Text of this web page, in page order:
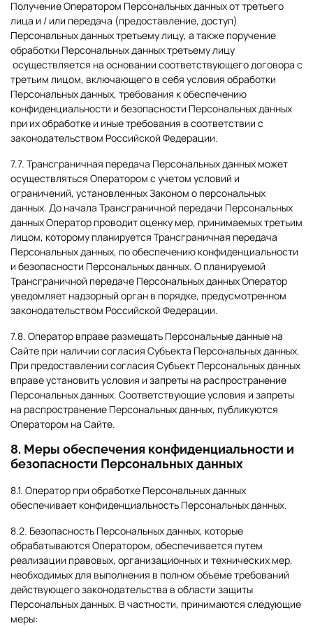
Получение Оператором Персональных данных от третьего
лица и / или передача (предоставление, доступ)
Персональных данных третьему лицу, а также поручение
обработки Персональных данных третьему лицу
осуществляется на основании соответствующего договора с
третьим лицом, включающего в себя условия обработки
Персональных данных, требования к обеспечению
конфиденциальности и безопасности Персональных данных
при их обработке и иные требования в соответствии с
законодательством Российской Федерации.
7.7. Трансграничная передача Персональных данных может
осуществляться Оператором с учетом условий и
ограничений, установленных Законом о персональных
данных. До начала Трансграничной передачи Персональных
данных Оператор проводит оценку мер, принимаемых третьим
лицом, которому планируется Трансграничная передача
Персональных данных, по обеспечению конфиденциальности
и безопасности Персональных данных. О планируемой
Трансграничной передаче Персональных данных Оператор
уведомляет надзорный орган в порядке, предусмотренном
законодательством Российской Федерации.
7.8. Оператор вправе размещать Персональные данные на
Сайте при наличии согласия Субъекта Персональных данных.
При предоставлении согласия Субъект Персональных данных
вправе установить условия и запреты на распространение
Персональных данных. Соответствующие условия и запреты
на распространение Персональных данных, публикуются
Оператором на Сайте.
8. Меры обеспечения конфиденциальности и
безопасности Персональных данных
8.1. Оператор при обработке Персональных данных
обеспечивает конфиденциальность Персональных данных.
8.2. Безопасность Персональных данных, которые
обрабатываются Оператором, обеспечивается путем
реализации правовых, организационных и технических мер,
необходимых для выполнения в полном объеме требований
действующего законодательства в области защиты
Персональных данных. В частности, принимаются следующие
меры: